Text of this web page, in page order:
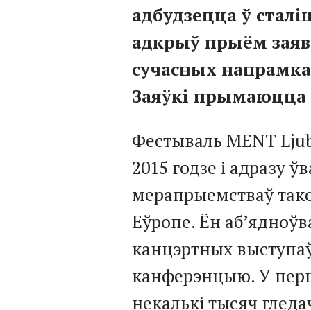
адбудзецца ў
адкрыў прыём
сучасных
Заяўкі прымаюцца
Фестываль MENT
2015 годзе і адразу
мерапрыемстваў
Еўропе. Ён
канцэртных
канферэнцыю. У
некалькі тысяч